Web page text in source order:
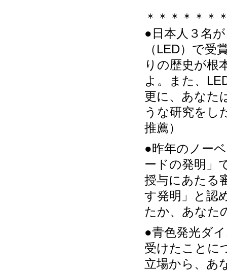
＊＊＊＊＊＊
●日本人３名
（LED）で
りの歴史が根
よ。また、
更に、あなた
うな研究をし
推薦）
●昨年のノー
ードの発明」
授与にあたる
す発明」と認
たか、あなた
●青色発光ダ
受けたことに
立場から、あ